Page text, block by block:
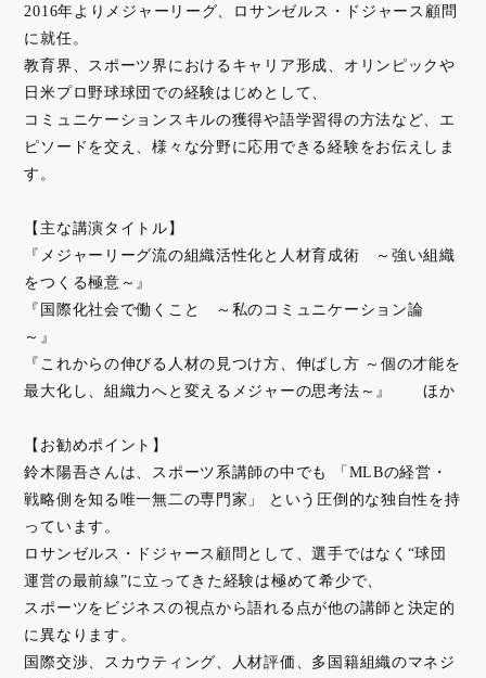
2016年よりメジャーリーグ、ロサンゼルス・ドジャース顧問
に就任。
教育界、スポーツ界におけるキャリア形成、オリンピックや
日米プロ野球球団での経験はじめとして、
コミュニケーションスキルの獲得や語学習得の方法など、エ
ピソードを交え、様々な分野に応用できる経験をお伝えしま
す。
【主な講演タイトル】
『メジャーリーグ流の組織活性化と人材育成術 ～強い組織
をつくる極意～』
『国際化社会で働くこと ～私のコミュニケーション論
～』
『これからの伸びる人材の見つけ方、伸ばし方 ～個の才能を
最大化し、組織力へと変えるメジャーの思考法～』 ほか
【お勧めポイント】
鈴木陽吾さんは、スポーツ系講師の中でも 「MLBの経営・
戦略側を知る唯一無二の専門家」 という圧倒的な独自性を持
っています。
ロサンゼルス・ドジャース顧問として、選手ではなく“球団
運営の最前線”に立ってきた経験は極めて希少で、
スポーツをビジネスの視点から語れる点が他の講師と決定的
に異なります。
国際交渉、スカウティング、人材評価、多国籍組織のマネジ